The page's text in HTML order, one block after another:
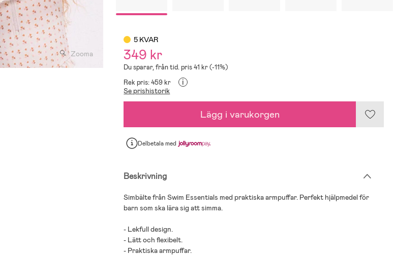
Zooma
5 KVAR
349 kr
Du sparar, från tid. pris 41 kr (-11%)
Rek pris: 459 kr
i
Se prishistorik
Lägg i varukorgen
Delbetalamed
Beskrivning
Simbälte från Swim Essentials med praktiska armpuffar. Perfekt hjälpmedel för
barn som ska lära sig att simma.
- Lekfull design.
- Lätt och flexibelt.
- Praktiska armpuffar.